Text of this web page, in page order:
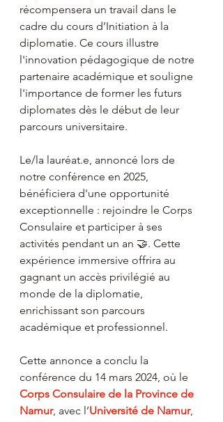
récompensera un travail dans le
cadre du cours d’Initiation à la
diplomatie. Ce cours illustre
l'innovation pédagogique de notre
partenaire académique et souligne
l'importance de former les futurs
diplomates dès le début de leur
parcours universitaire.
Le/la lauréat.e, annoncé lors de
notre conférence en 2025,
bénéficiera d'une opportunité
exceptionnelle : rejoindre le Corps
Consulaire et participer à ses
activités pendant un an 🤝. Cette
expérience immersive offrira au
gagnant un accès privilégié au
monde de la diplomatie,
enrichissant son parcours
académique et professionnel.
Cette annonce a conclu la
conférence du 14 mars 2024, où le
Corps Consulaire de la Province de
Namur, avec l’Université de Namur,